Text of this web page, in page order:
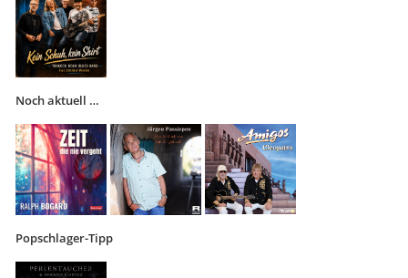
Noch aktuell …
Popschlager-Tipp